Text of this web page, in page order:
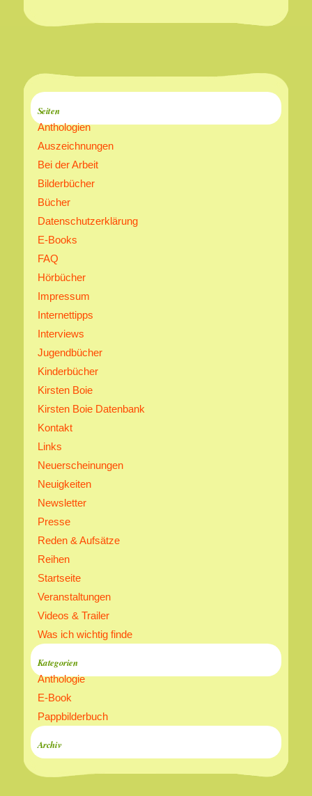
Seiten
Anthologien
Auszeichnungen
Bei der Arbeit
Bilderbücher
Bücher
Datenschutzerklärung
E-Books
FAQ
Hörbücher
Impressum
Internettipps
Interviews
Jugendbücher
Kinderbücher
Kirsten Boie
Kirsten Boie Datenbank
Kontakt
Links
Neuerscheinungen
Neuigkeiten
Newsletter
Presse
Reden & Aufsätze
Reihen
Startseite
Veranstaltungen
Videos & Trailer
Was ich wichtig finde
Kategorien
Anthologie
E-Book
Pappbilderbuch
Archiv